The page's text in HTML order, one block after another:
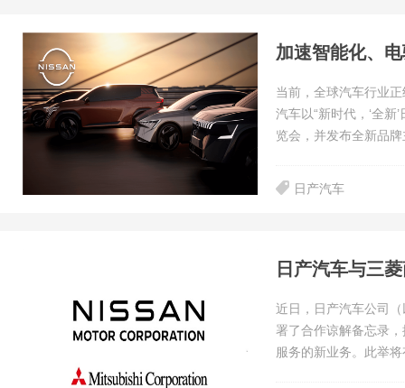
加速智能化、
当前，全球汽车行业
汽车以“新时代，‘全
览会，并发布全新品
日产汽车
日产汽车与三
近日，日产汽车公司（
署了合作谅解备忘录
服务的新业务。此举